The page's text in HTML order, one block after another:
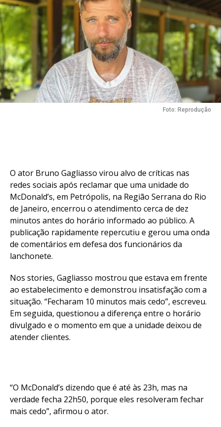
Foto: Reprodução
O ator Bruno Gagliasso virou alvo de críticas nas
redes sociais após reclamar que uma unidade do
McDonald’s, em Petrópolis, na Região Serrana do Rio
de Janeiro, encerrou o atendimento cerca de dez
minutos antes do horário informado ao público. A
publicação rapidamente repercutiu e gerou uma onda
de comentários em defesa dos funcionários da
lanchonete.
Nos stories, Gagliasso mostrou que estava em frente
ao estabelecimento e demonstrou insatisfação com a
situação. “Fecharam 10 minutos mais cedo”, escreveu.
Em seguida, questionou a diferença entre o horário
divulgado e o momento em que a unidade deixou de
atender clientes.
“O McDonald’s dizendo que é até às 23h, mas na
verdade fecha 22h50, porque eles resolveram fechar
mais cedo”, afirmou o ator.